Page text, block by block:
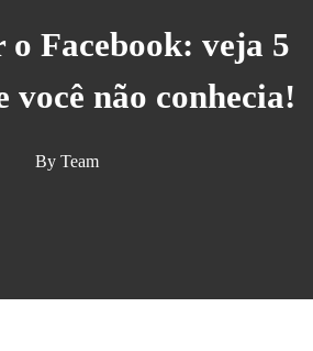
o Facebook: veja 5
você não conhecia!
By Team